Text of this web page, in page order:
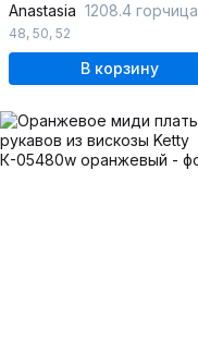
Anastasia 1208.4 горчица
48, 50, 52
В корзину